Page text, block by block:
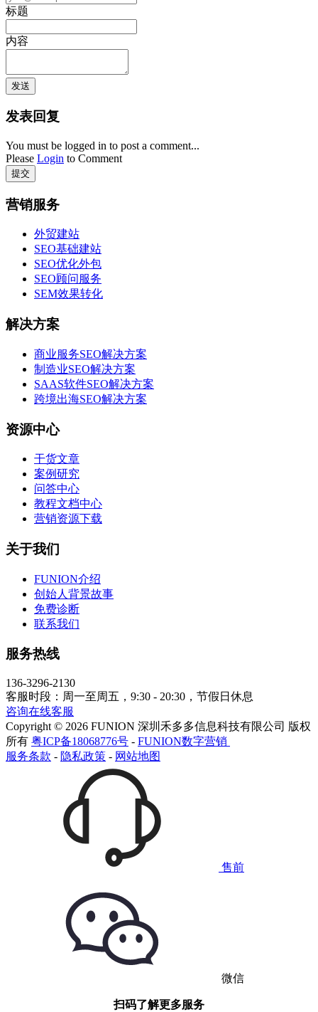
标题
内容
发表回复
You must be logged in to post a comment...
Please Login to Comment
提交
营销服务
外贸建站
SEO基础建站
SEO优化外包
SEO顾问服务
SEM效果转化
解决方案
商业服务SEO解决方案
制造业SEO解决方案
SAAS软件SEO解决方案
跨境出海SEO解决方案
资源中心
干货文章
案例研究
问答中心
教程文档中心
营销资源下载
关于我们
FUNION介绍
创始人背景故事
免费诊断
联系我们
服务热线
136-3296-2130
客服时段：周一至周五，9:30 - 20:30，节假日休息
咨询在线客服
Copyright © 2026 FUNION 深圳禾多多信息科技有限公司 版权
所有 粤ICP备18068776号 - FUNION数字营销
服务条款 - 隐私政策 - 网站地图
售前
微信
扫码了解更多服务